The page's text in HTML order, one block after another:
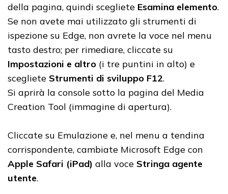
della pagina, quindi scegliete Esamina elemento.
Se non avete mai utilizzato gli strumenti di
ispezione su Edge, non avrete la voce nel menu
tasto destro; per rimediare, cliccate su
Impostazioni e altro (i tre puntini in alto) e
scegliete Strumenti di sviluppo F12.
Si aprirà la console sotto la pagina del Media
Creation Tool (immagine di apertura).
Cliccate su Emulazione e, nel menu a tendina
corrispondente, cambiate Microsoft Edge con
Apple Safari (iPad) alla voce Stringa agente
utente.